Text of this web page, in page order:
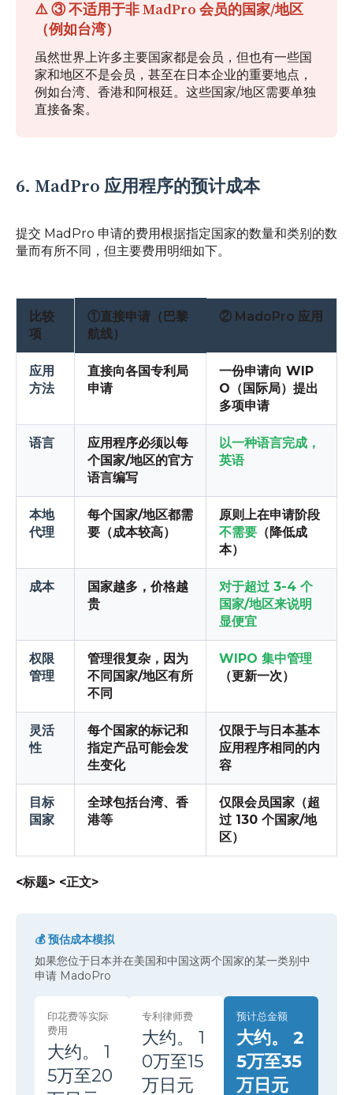
⚠️ ③ 不适用于非 MadPro 会员的国家/地区
（例如台湾）
虽然世界上许多主要国家都是会员，但也有一些国
家和地区不是会员，甚至在日本企业的重要地点，
例如台湾、香港和阿根廷。这些国家/地区需要单独
直接备案。
6. MadPro 应用程序的预计成本
提交 MadPro 申请的费用根据指定国家的数量和类别的数
量而有所不同，但主要费用明细如下。
比较
项
①直接申请（巴黎
航线）
② MadoPro 应用
应用
方法
直接向各国专利局
申请
一份申请向 WIP
O（国际局）提出
多项申请
语言
应用程序必须以每
个国家/地区的官方
语言编写
以一种语言完成，
英语
本地
代理
每个国家/地区都需
要（成本较高）
原则上在申请阶段
不需要 （降低成
本）
成本
国家越多，价格越
贵
对于超过 3-4 个
国家/地区来说明
显便宜
权限
管理
管理很复杂，因为
不同国家/地区有所
不同
WIPO 集中管理
（更新一次）
灵活
性
每个国家的标记和
指定产品可能会发
生变化
仅限于与日本基本
应用程序相同的内
容
目标
国家
全球包括台湾、香
港等
仅限会员国家（超
过 130 个国家/地
区）
<标题> <正文>
💰 预估成本模拟
如果您位于日本并在美国和中国这两个国家的某一类别中
申请 MadoPro
印花费等实际
费用
大约。 1
5万至20
专利律师费
大约。 1
0万至15
万日元
预计总金额
大约。 2
5万至35
万日元